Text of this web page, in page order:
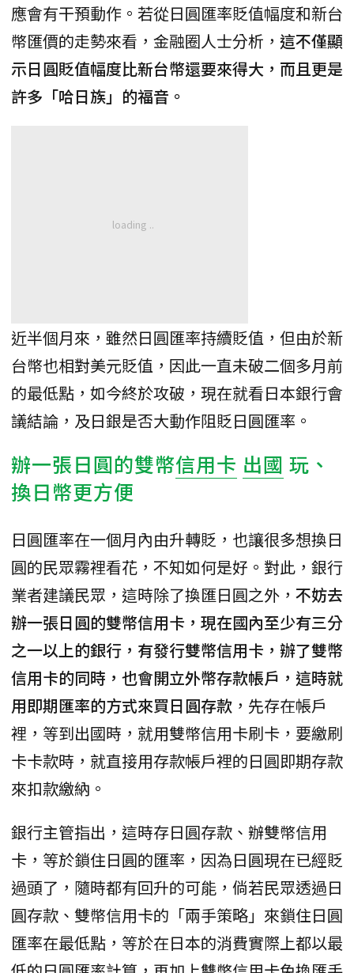
應會有干預動作。若從日圓匯率貶值幅度和新台
幣匯價的走勢來看，金融圈人士分析， 這不僅顯
示日圓貶值幅度比新台幣還要來得大，而且更是
許多「哈日族」的福音。
近半個月來，雖然日圓匯率持續貶值，但由於新
台幣也相對美元貶值，因此一直未破二個多月前
的最低點，如今終於攻破，現在就看日本銀行會
議結論，及日銀是否大動作阻貶日圓匯率。
辦一張日圓的雙幣信用卡 出國 玩、
換日幣更方便
日圓匯率在一個月內由升轉貶，也讓很多想換日
圓的民眾霧裡看花，不知如何是好。對此，銀行
業者建議民眾，這時除了換匯日圓之外， 不妨去
辦一張日圓的雙幣信用卡，現在國內至少有三分
之一以上的銀行，有發行雙幣信用卡，辦了雙幣
信用卡的同時，也會開立外幣存款帳戶，這時就
用即期匯率的方式來買日圓存款 ，先存在帳戶
裡，等到出國時，就用雙幣信用卡刷卡，要繳刷
卡卡款時，就直接用存款帳戶裡的日圓即期存款
來扣款繳納。
銀行主管指出，這時存日圓存款、辦雙幣信用
卡，等於鎖住日圓的匯率，因為日圓現在已經貶
過頭了，隨時都有回升的可能，倘若民眾透過日
圓存款、雙幣信用卡的「兩手策略」來鎖住日圓
匯率在最低點，等於在日本的消費實際上都以最